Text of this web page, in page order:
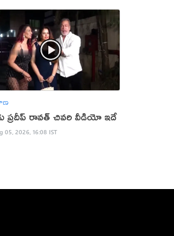
ప్రదీప్ రావత్ చివరి వీడియో ఇదే
05, 2026, 16:08 IST